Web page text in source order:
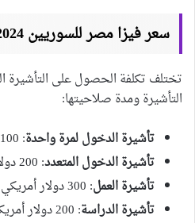
سعر فيزا مصر للسوريين 2024
تختلف تكلفة الحصول على
التأشيرة ومدة صلاحيتها:
تأشيرة الدخول لمرة واحدة: 100 دولار أمريكي
تأشيرة الدخول المتعدد: 200 دولار أمريكي
تأشيرة العمل: 300 دولار أمريكي
تأشيرة الدراسة: 200 دولار أمريكي